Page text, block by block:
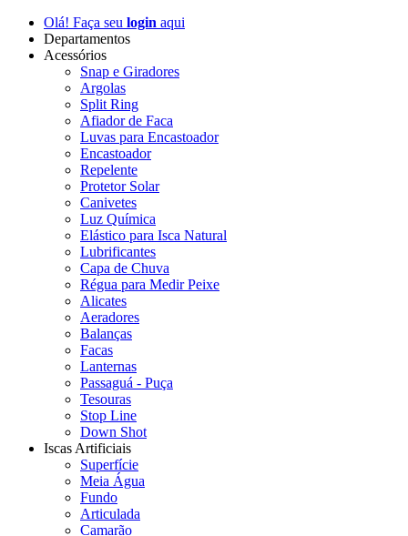
Olá! Faça seu login aqui
Departamentos
Acessórios
Snap e Giradores
Argolas
Split Ring
Afiador de Faca
Luvas para Encastoador
Encastoador
Repelente
Protetor Solar
Canivetes
Luz Química
Elástico para Isca Natural
Lubrificantes
Capa de Chuva
Régua para Medir Peixe
Alicates
Aeradores
Balanças
Facas
Lanternas
Passaguá - Puça
Tesouras
Stop Line
Down Shot
Iscas Artificiais
Superfície
Meia Água
Fundo
Articulada
Camarão